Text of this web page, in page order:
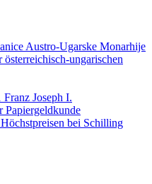
Austro-Ugarske Monarhije
ungarischen
Joseph I.
Papiergeldkunde
bei Schilling